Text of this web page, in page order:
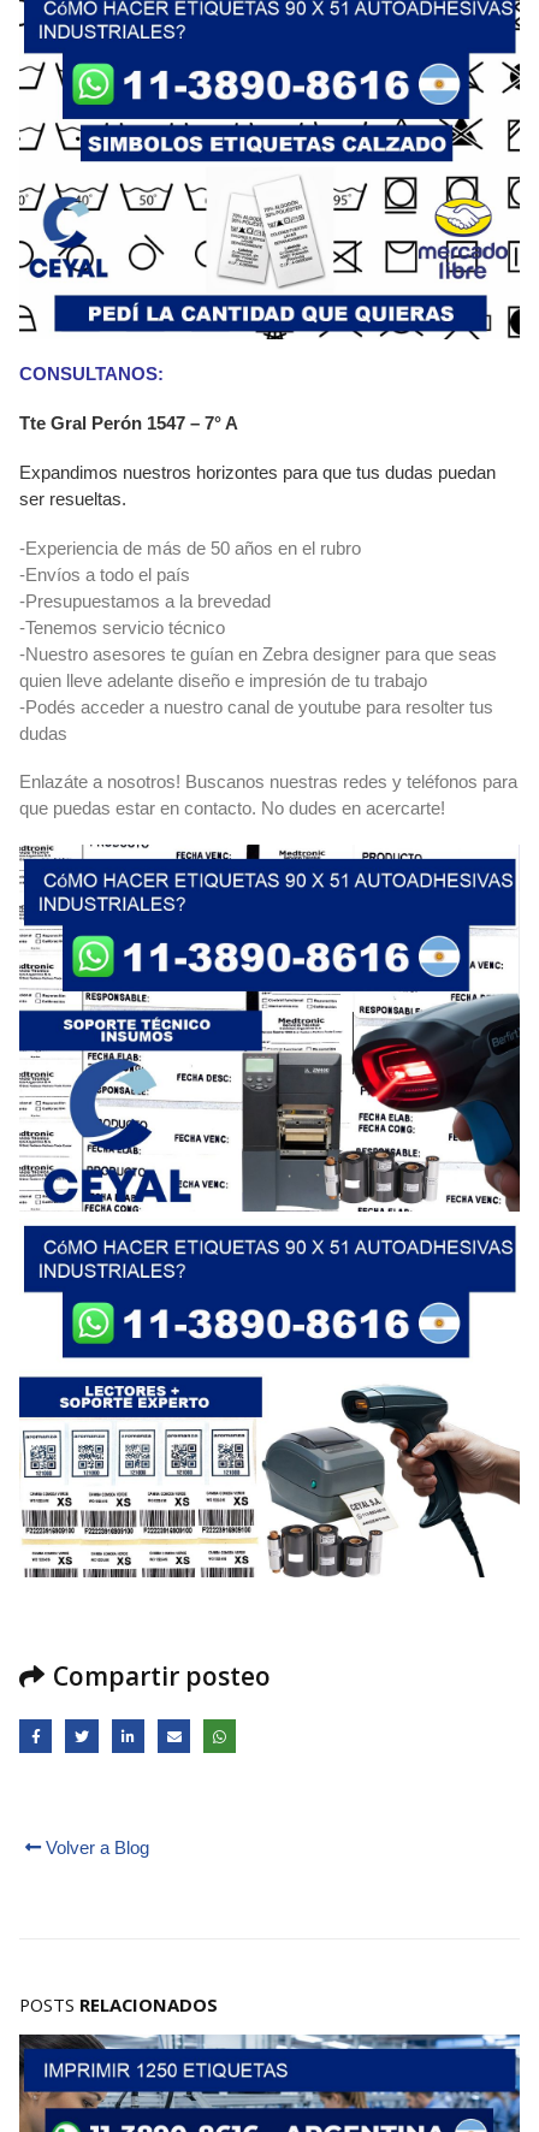
CONSULTANOS:
Tte Gral Perón 1547 – 7° A
Expandimos nuestros horizontes para que tus dudas puedan
ser resueltas.
-Experiencia de más de 50 años en el rubro
-Envíos a todo el país
-Presupuestamos a la brevedad
-Tenemos servicio técnico
-Nuestro asesores te guían en Zebra designer para que seas
quien lleve adelante diseño e impresión de tu trabajo
-Podés acceder a nuestro canal de youtube para resolter tus
dudas
Enlazáte a nosotros! Buscanos nuestras redes y teléfonos para
que puedas estar en contacto. No dudes en acercarte!
Compartir posteo
Volver a Blog
POSTS RELACIONADOS